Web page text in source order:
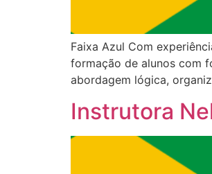
Faixa Azul Com
formação de alunos com
abordagem lógica,
Instrutora